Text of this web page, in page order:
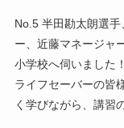
No.5 半田勘太朗選
ー、近藤マネージャ
小学校へ伺いました！
ライフセーバーの皆
く学びながら、講習